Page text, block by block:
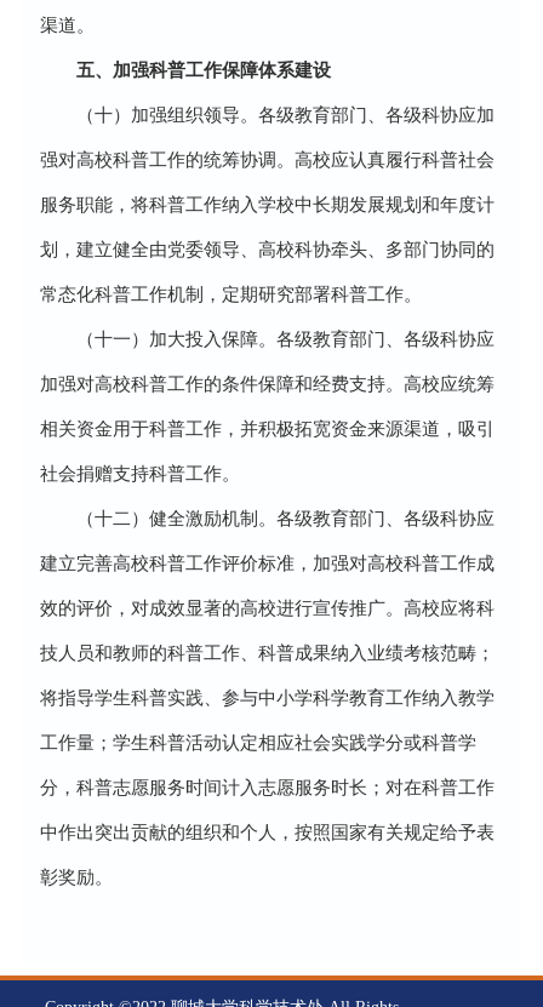
渠道。
五、加强科普工作保障体系建设
（十）加强组织领导。各级教育部门、各级科协应加
强对高校科普工作的统筹协调。高校应认真履行科普社会
服务职能，将科普工作纳入学校中长期发展规划和年度计
划，建立健全由党委领导、高校科协牵头、多部门协同的
常态化科普工作机制，定期研究部署科普工作。
（十一）加大投入保障。各级教育部门、各级科协应
加强对高校科普工作的条件保障和经费支持。高校应统筹
相关资金用于科普工作，并积极拓宽资金来源渠道，吸引
社会捐赠支持科普工作。
（十二）健全激励机制。各级教育部门、各级科协应
建立完善高校科普工作评价标准，加强对高校科普工作成
效的评价，对成效显著的高校进行宣传推广。高校应将科
技人员和教师的科普工作、科普成果纳入业绩考核范畴；
将指导学生科普实践、参与中小学科学教育工作纳入教学
工作量；学生科普活动认定相应社会实践学分或科普学
分，科普志愿服务时间计入志愿服务时长；对在科普工作
中作出突出贡献的组织和个人，按照国家有关规定给予表
彰奖励。